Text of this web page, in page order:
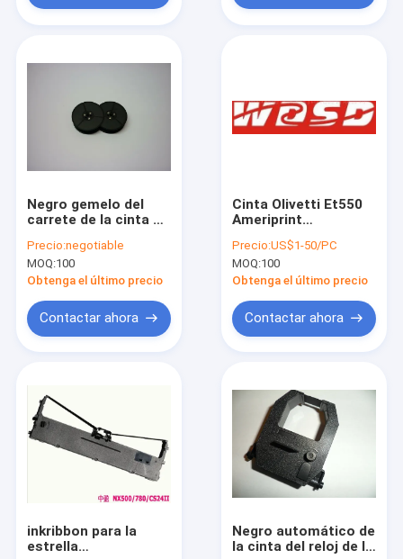
About Us
Request A Quote
cinta de la impresora
Pieza de Poli Laserlab
Pieza del minilab de Noritsu
Pieza del minilab de Fuji
Negro gemelo del
carrete de la cinta de
para Triumph Adler
Gabriela 10 20 25 35
2000
Precio:negotiable
MOQ:100
Obtenga el último precio
Contactar ahora
Cinta Olivetti Et550
Ameriprint
Districomp
Precio:US$1-50/PC
MOQ:100
Obtenga el último precio
Contactar ahora
inkribbon para la
estrella
Negro automático de
la cinta del reloj de la